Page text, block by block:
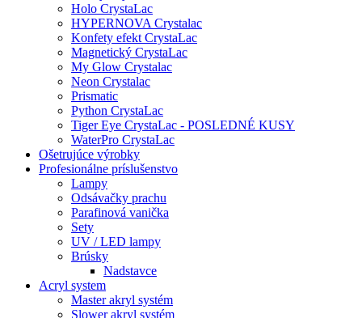
Holo CrystaLac
HYPERNOVA Crystalac
Konfety efekt CrystaLac
Magnetický CrystaLac
My Glow Crystalac
Neon Crystalac
Prismatic
Python CrystaLac
Tiger Eye CrystaLac - POSLEDNÉ KUSY
WaterPro CrystaLac
Ošetrujúce výrobky
Profesionálne príslušenstvo
Lampy
Odsávačky prachu
Parafinová vanička
Sety
UV / LED lampy
Brúsky
Nadstavce
Acryl system
Master akryl systém
Slower akryl systém